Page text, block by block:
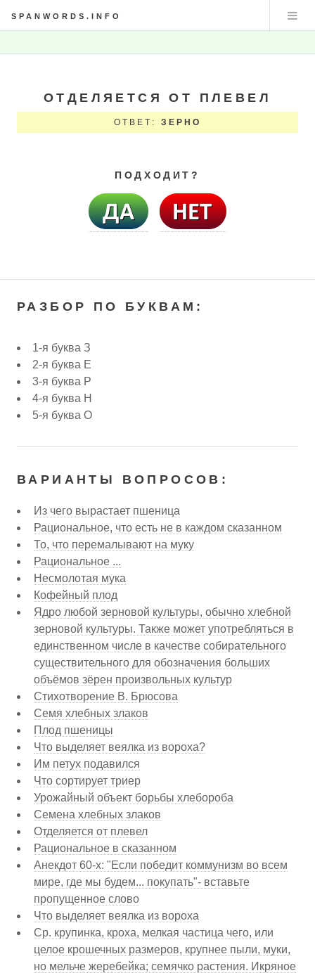
SPANWORDS.INFO
ОТДЕЛЯЕТСЯ ОТ ПЛЕВЕЛ
ОТВЕТ: ЗЕРНО
ПОДХОДИТ?
РАЗБОР ПО БУКВАМ:
1-я буква З
2-я буква Е
3-я буква Р
4-я буква Н
5-я буква О
ВАРИАНТЫ ВОПРОСОВ:
Из чего вырастает пшеница
Рациональное, что есть не в каждом сказанном
То, что перемалывают на муку
Рациональное ...
Несмолотая мука
Кофейный плод
Ядро любой зерновой культуры, обычно хлебной
зерновой культуры. Также может употребляться в
единственном числе в качестве собирательного
существительного для обозначения больших
объёмов зёрен произвольных культур
Стихотворение В. Брюсова
Семя хлебных злаков
Плод пшеницы
Что выделяет веялка из вороха?
Им петух подавился
Что сортирует триер
Урожайный объект борьбы хлебороба
Семена хлебных злаков
Отделяется от плевел
Рациональное в сказанном
Анекдот 60-х: "Если победит коммунизм во всем
мире, где мы будем... покупать"- вставьте
пропущенное слово
Что выделяет веялка из вороха
Ср. крупинка, кроха, мелкая частица чего, или
целое крошечных размеров, крупнее пыли, муки,
но мельче жеребейка; семячко растения. Икряное